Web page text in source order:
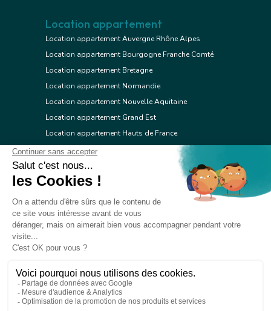
© 2026 Réseau immobilier l'Adresse
Location appartement
Location appartement Auvergne Rhône Alpes
Location appartement Bourgogne Franche Comté
Location appartement Bretagne
Location appartement Normandie
Location appartement Nouvelle Aquitaine
Location appartement Grand Est
Location appartement Hauts de France
Location appartement Ile de France
Location appartement Centre Val de Loire
Location appartement Occitanie
Location appartement Provence Alpes Côte d'Azur
Location appartement Corse